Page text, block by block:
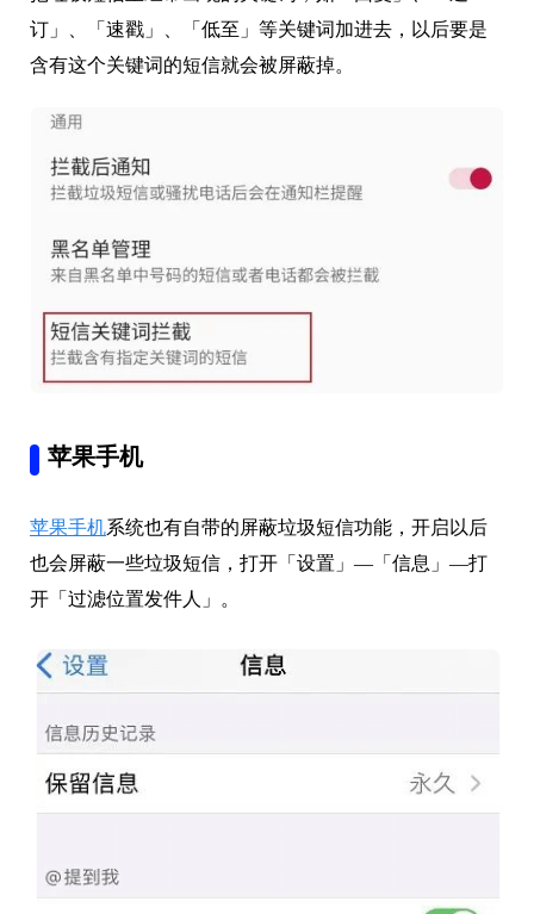
订」、「速戳」、「低至」等关键词加进去，以后要是
含有这个关键词的短信就会被屏蔽掉。
苹果手机
苹果手机系统也有自带的屏蔽垃圾短信功能，开启以后
也会屏蔽一些垃圾短信，打开「设置」—「信息」—打
开「过滤位置发件人」。